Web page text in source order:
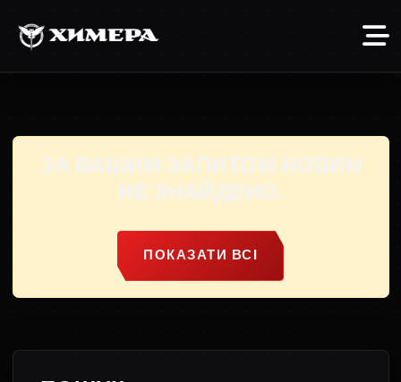
ЗА ВАШИМ ЗАПИТОМ НОВИН
НЕ ЗНАЙДЕНО.
ПОКАЗАТИ ВСІ